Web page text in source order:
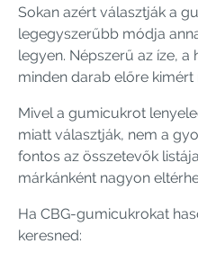
Sokan azért választják a
legegyszerűbb módja
legyen. Népszerű az íze,
minden darab előre
Mivel a gumicukrot
miatt választják, nem a
fontos az összetevők
márkánként nagyon
Ha CBG-gumicukrokat
keresned: